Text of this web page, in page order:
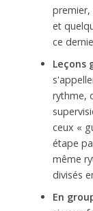
premier,
et
ce
Leçons
rythme,
ceux «
étape
même
divisés
En